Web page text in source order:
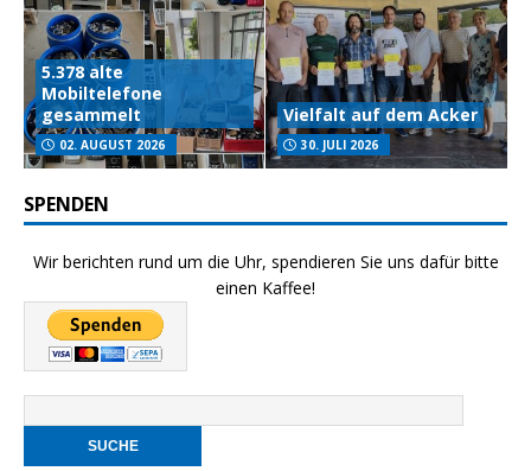
5.378 alte
Mobiltelefone
gesammelt
02. AUGUST 2026
Vielfalt auf dem Acker
30. JULI 2026
SPENDEN
Wir berichten rund um die Uhr, spendieren Sie uns dafür bitte
einen Kaffee!